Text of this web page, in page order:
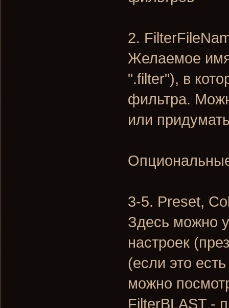
2.
Желаемое
".filter"), в
фильтра.
или
3-5. Preset,
Здесь можно
настроек
(если это
можно
FilterBLAST -